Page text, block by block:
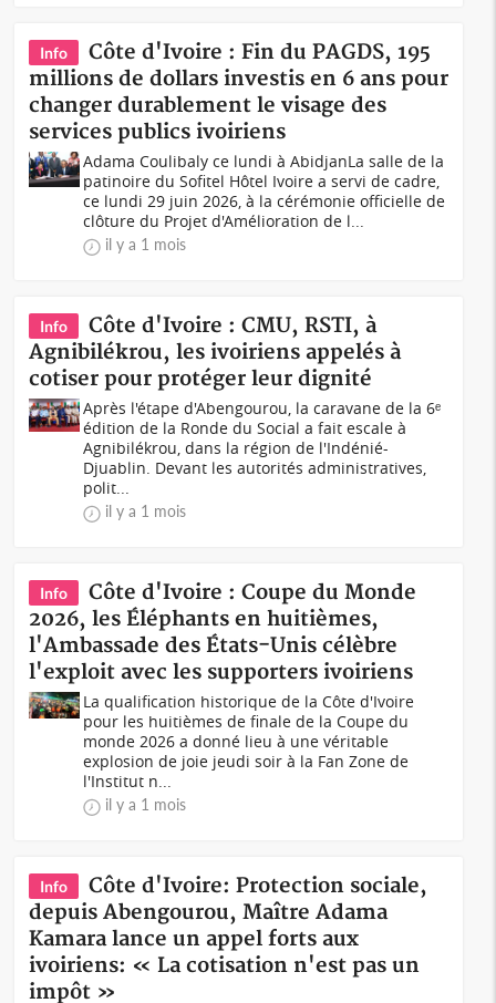
Info
Côte d'Ivoire : Fin du PAGDS, 195
millions de dollars investis en 6 ans pour
changer durablement le visage des
services publics ivoiriens
Adama Coulibaly ce lundi à AbidjanLa salle de la
patinoire du Sofitel Hôtel Ivoire a servi de cadre,
ce lundi 29 juin 2026, à la cérémonie officielle de
clôture du Projet d'Amélioration de l...
il y a 1 mois
Info
Côte d'Ivoire : CMU, RSTI, à
Agnibilékrou, les ivoiriens appelés à
cotiser pour protéger leur dignité
Après l'étape d'Abengourou, la caravane de la 6ᵉ
édition de la Ronde du Social a fait escale à
Agnibilékrou, dans la région de l'Indénié-
Djuablin. Devant les autorités administratives,
polit...
il y a 1 mois
Info
Côte d'Ivoire : Coupe du Monde
2026, les Éléphants en huitièmes,
l'Ambassade des États-Unis célèbre
l'exploit avec les supporters ivoiriens
La qualification historique de la Côte d'Ivoire
pour les huitièmes de finale de la Coupe du
monde 2026 a donné lieu à une véritable
explosion de joie jeudi soir à la Fan Zone de
l'Institut n...
il y a 1 mois
Info
Côte d'Ivoire: Protection sociale,
depuis Abengourou, Maître Adama
Kamara lance un appel forts aux
ivoiriens: « La cotisation n'est pas un
impôt »